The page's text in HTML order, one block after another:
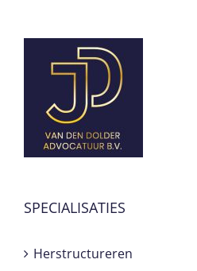
SPECIALISATIES
Herstructureren